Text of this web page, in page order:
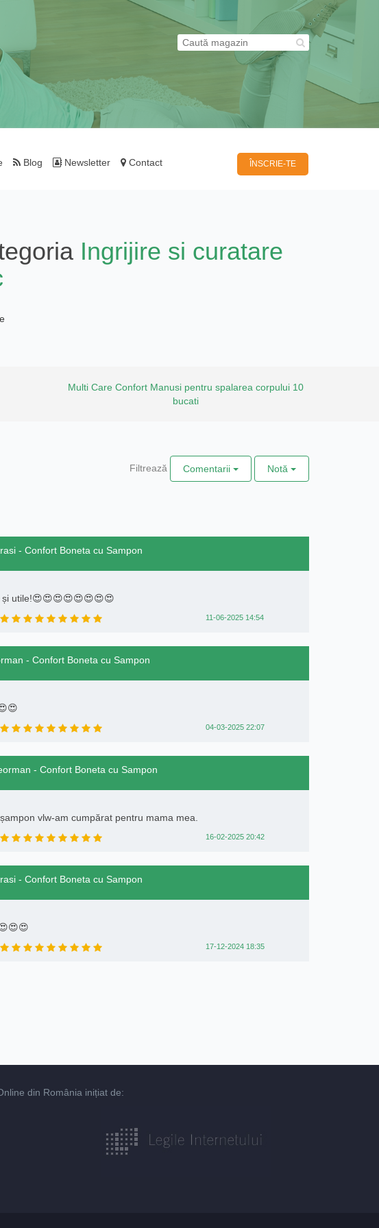
Blog Newsletter Contact ÎNSCRIE-TE
Ingrijire si curatare
Multi Care Confort Manusi pentru spalarea corpului 10
bucati
Filtrează Comentarii Notă
- Confort Boneta cu Sampon
și utile!😍😍😍😍😍😍😍😍
11-06-2025 14:54
- Confort Boneta cu Sampon
04-03-2025 22:07
- Confort Boneta cu Sampon
vlw-am cumpărat pentru mama mea.
16-02-2025 20:42
- Confort Boneta cu Sampon
17-12-2024 18:35
din România inițiat de: